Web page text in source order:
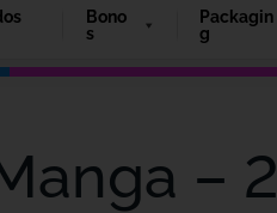
Bono
s
Packagin
g
– 2